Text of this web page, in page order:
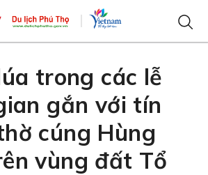
trong các lễ
gắn với tín
cúng Hùng
vùng đất Tổ